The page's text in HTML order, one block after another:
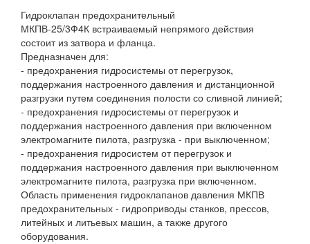
Гидроклапан предохранительный
МКПВ-25/3Ф4К встраиваемый непрямого действия
состоит из затвора и фланца.
Предназначен для:
- предохранения гидросистемы от перегрузок,
поддержания настроенного давления и дистанционной
разгрузки путем соединения полости со сливной линией;
- предохранения гидросистемы от перегрузок и
поддержания настроенного давления при включенном
электромагните пилота, разгрузка - при выключенном;
- предохранения гидросистем от перегрузок и
поддержания настроенного давления при выключенном
электромагните пилота, разгрузка при включенном.
Область применения гидроклапанов давления МКПВ
предохранительных - гидроприводы станков, прессов,
литейных и литьевых машин, а также другого
оборудования.